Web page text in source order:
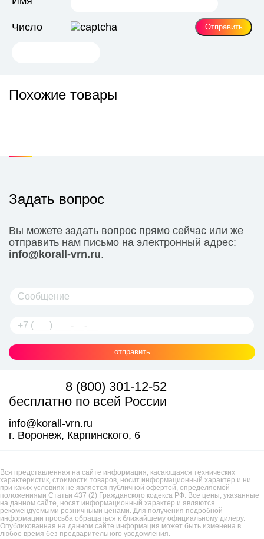
Число
Похожие товары
Задать вопрос
Вы можете задать вопрос прямо сейчас или же
отправить нам письмо на электронный адрес:
info@korall-vrn.ru.
отправить
8 (800) 301-12-52
бесплатно по всей России
info@korall-vrn.ru
г. Воронеж, Карпинского, 6
Вся представленная на сайте информация, касающаяся технических
характеристик, стоимости товаров, носит информационный характер и ни
при каких условиях не является публичной офертой, определяемой
положениями Статьи 437 (2) Гражданского кодекса РФ. Все цены, указанные
на данном сайте, носят информационный характер и являются
рекомендуемыми розничными ценами. Для получения подробной
информации просьба обращаться к ближайшему официальному дилеру.
Опубликованная на данном сайте информация может быть изменена в
любое время без предварительного уведомления.